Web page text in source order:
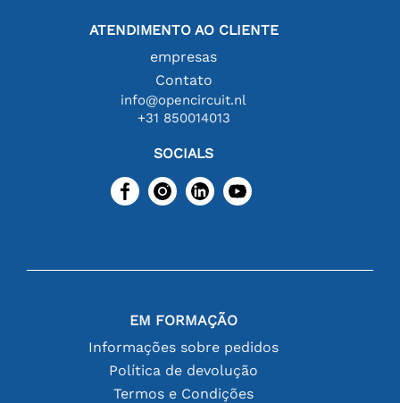
ATENDIMENTO AO CLIENTE
empresas
Contato
info@opencircuit.nl
+31 850014013
SOCIALS
EM FORMAÇÃO
Informações sobre pedidos
Política de devolução
Termos e Condições